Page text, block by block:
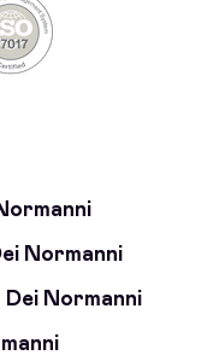
Normanni
Normanni